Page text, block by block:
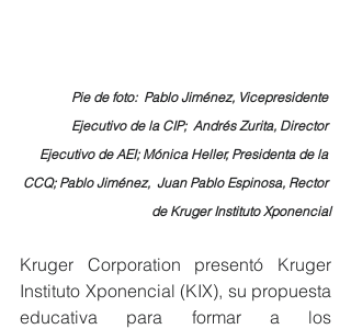
Pie de foto:  Pablo Jiménez, Vicepresidente
Ejecutivo de la CIP;  Andrés Zurita, Director
Ejecutivo de AEI; Mónica Heller, Presidenta de la
CCQ; Pablo Jiménez,  Juan Pablo Espinosa, Rector
de Kruger Instituto Xponencial
Kruger Corporation presentó Kruger
Instituto Xponencial (KIX), su propuesta
educativa para formar a los